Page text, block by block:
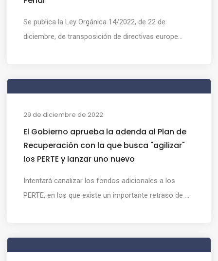
Se publica la Ley Orgánica 14/2022, de 22 de
diciembre, de transposición de directivas europe...
29 de diciembre de 2022
El Gobierno aprueba la adenda al Plan de
Recuperación con la que busca "agilizar"
los PERTE y lanzar uno nuevo
Intentará canalizar los fondos adicionales a los
PERTE, en los que existe un importante retraso de ...